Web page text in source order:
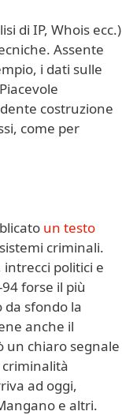
di IP, Whois ecc.)
Assente
i dati sulle
costruzione
come per
un testo
criminali.
politici e
forse il più
da sfondo la
anche il
un chiaro segnale
criminalità
ad oggi,
e altri.